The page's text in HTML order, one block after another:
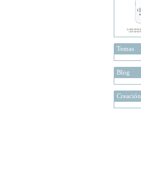
Temas
Blog
Creación